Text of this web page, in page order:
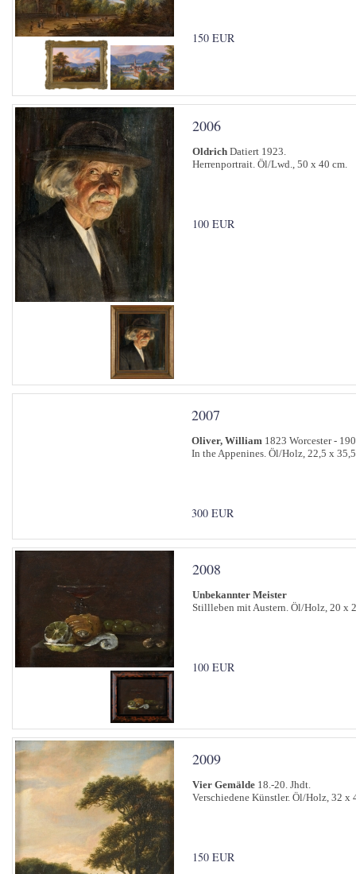
150 EUR
2006
Oldrich Datiert 1923.
Herrenportrait. Öl/Lwd., 50 x 40 cm.
100 EUR
2007
Oliver, William 1823 Worcester -
In the Appenines. Öl/Holz, 22,5 x
300 EUR
2008
Unbekannter Meister
Stillleben mit Austern. Öl/Holz, 20 x
100 EUR
2009
Vier Gemälde 18.-20. Jhdt.
Verschiedene Künstler. Öl/Holz, 32 x
150 EUR